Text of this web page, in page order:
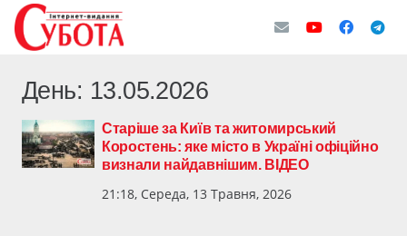
День: 13.05.2026
Старіше за Київ та житомирський
Коростень: яке місто в Україні офіційно
визнали найдавнішим. ВІДЕО
21:18, Середа, 13 Травня, 2026